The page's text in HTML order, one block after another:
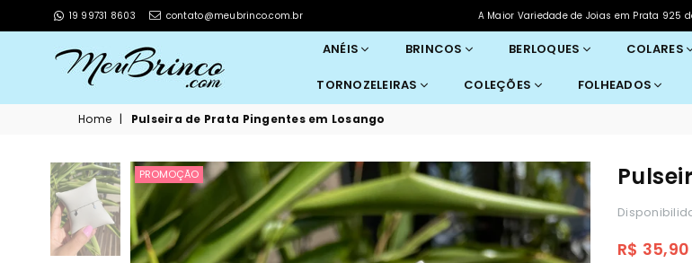
19 99731 8603 contato@meubrinco.com.br A Maior Variedade de Joias em Prata 925
MEUBRINCO
ANÉIS BRINCOS BERLOQUES COLARES
TORNOZELEIRAS COLEÇÕES FOLHEADOS
Home | Pulseira de Prata Pingentes em Losango
PROMOÇÃO
Preço
R$ 35,90